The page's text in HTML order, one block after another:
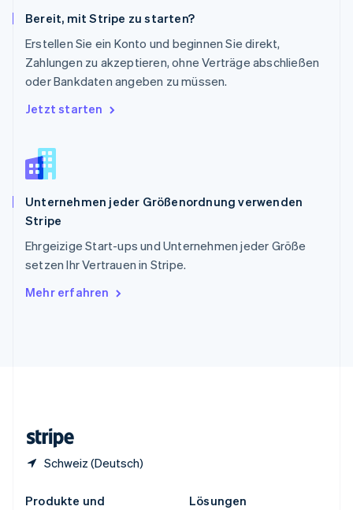
Bereit, mit Stripe zu starten?
Erstellen Sie ein Konto und beginnen Sie direkt,
Zahlungen zu akzeptieren, ohne Verträge abschließen
oder Bankdaten angeben zu müssen.
Jetzt starten
Unternehmen jeder Größenordnung verwenden
Stripe
Ehrgeizige Start-ups und Unternehmen jeder Größe
setzen Ihr Vertrauen in Stripe.
Mehr erfahren
Schweiz (Deutsch)
Deutsch Français ItalianoEnglish
Singapur
Slowakei
English
Slowenien
China
English
EspañolEnglish
Thailand
Tschechische Republik
English
English
Produkte und
Lösungen